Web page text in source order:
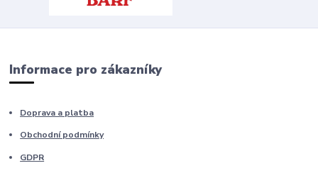
Informace pro zákazníky
Doprava a platba
Obchodní podmínky
GDPR